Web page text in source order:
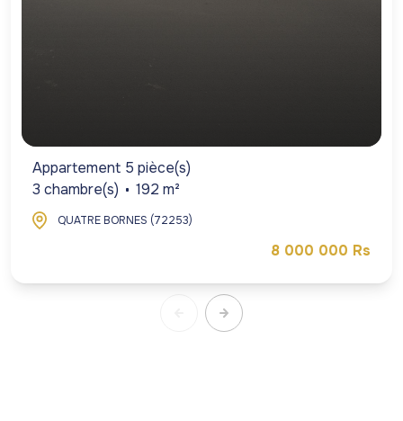
Appartement 5 pièce(s)
3 chambre(s)
192 m²
QUATRE BORNES (72253)
8 000 000 Rs